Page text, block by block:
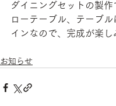
ダイニングセットの製作
ローテーブル、テーブ
インなので、完成が楽し
お知らせ